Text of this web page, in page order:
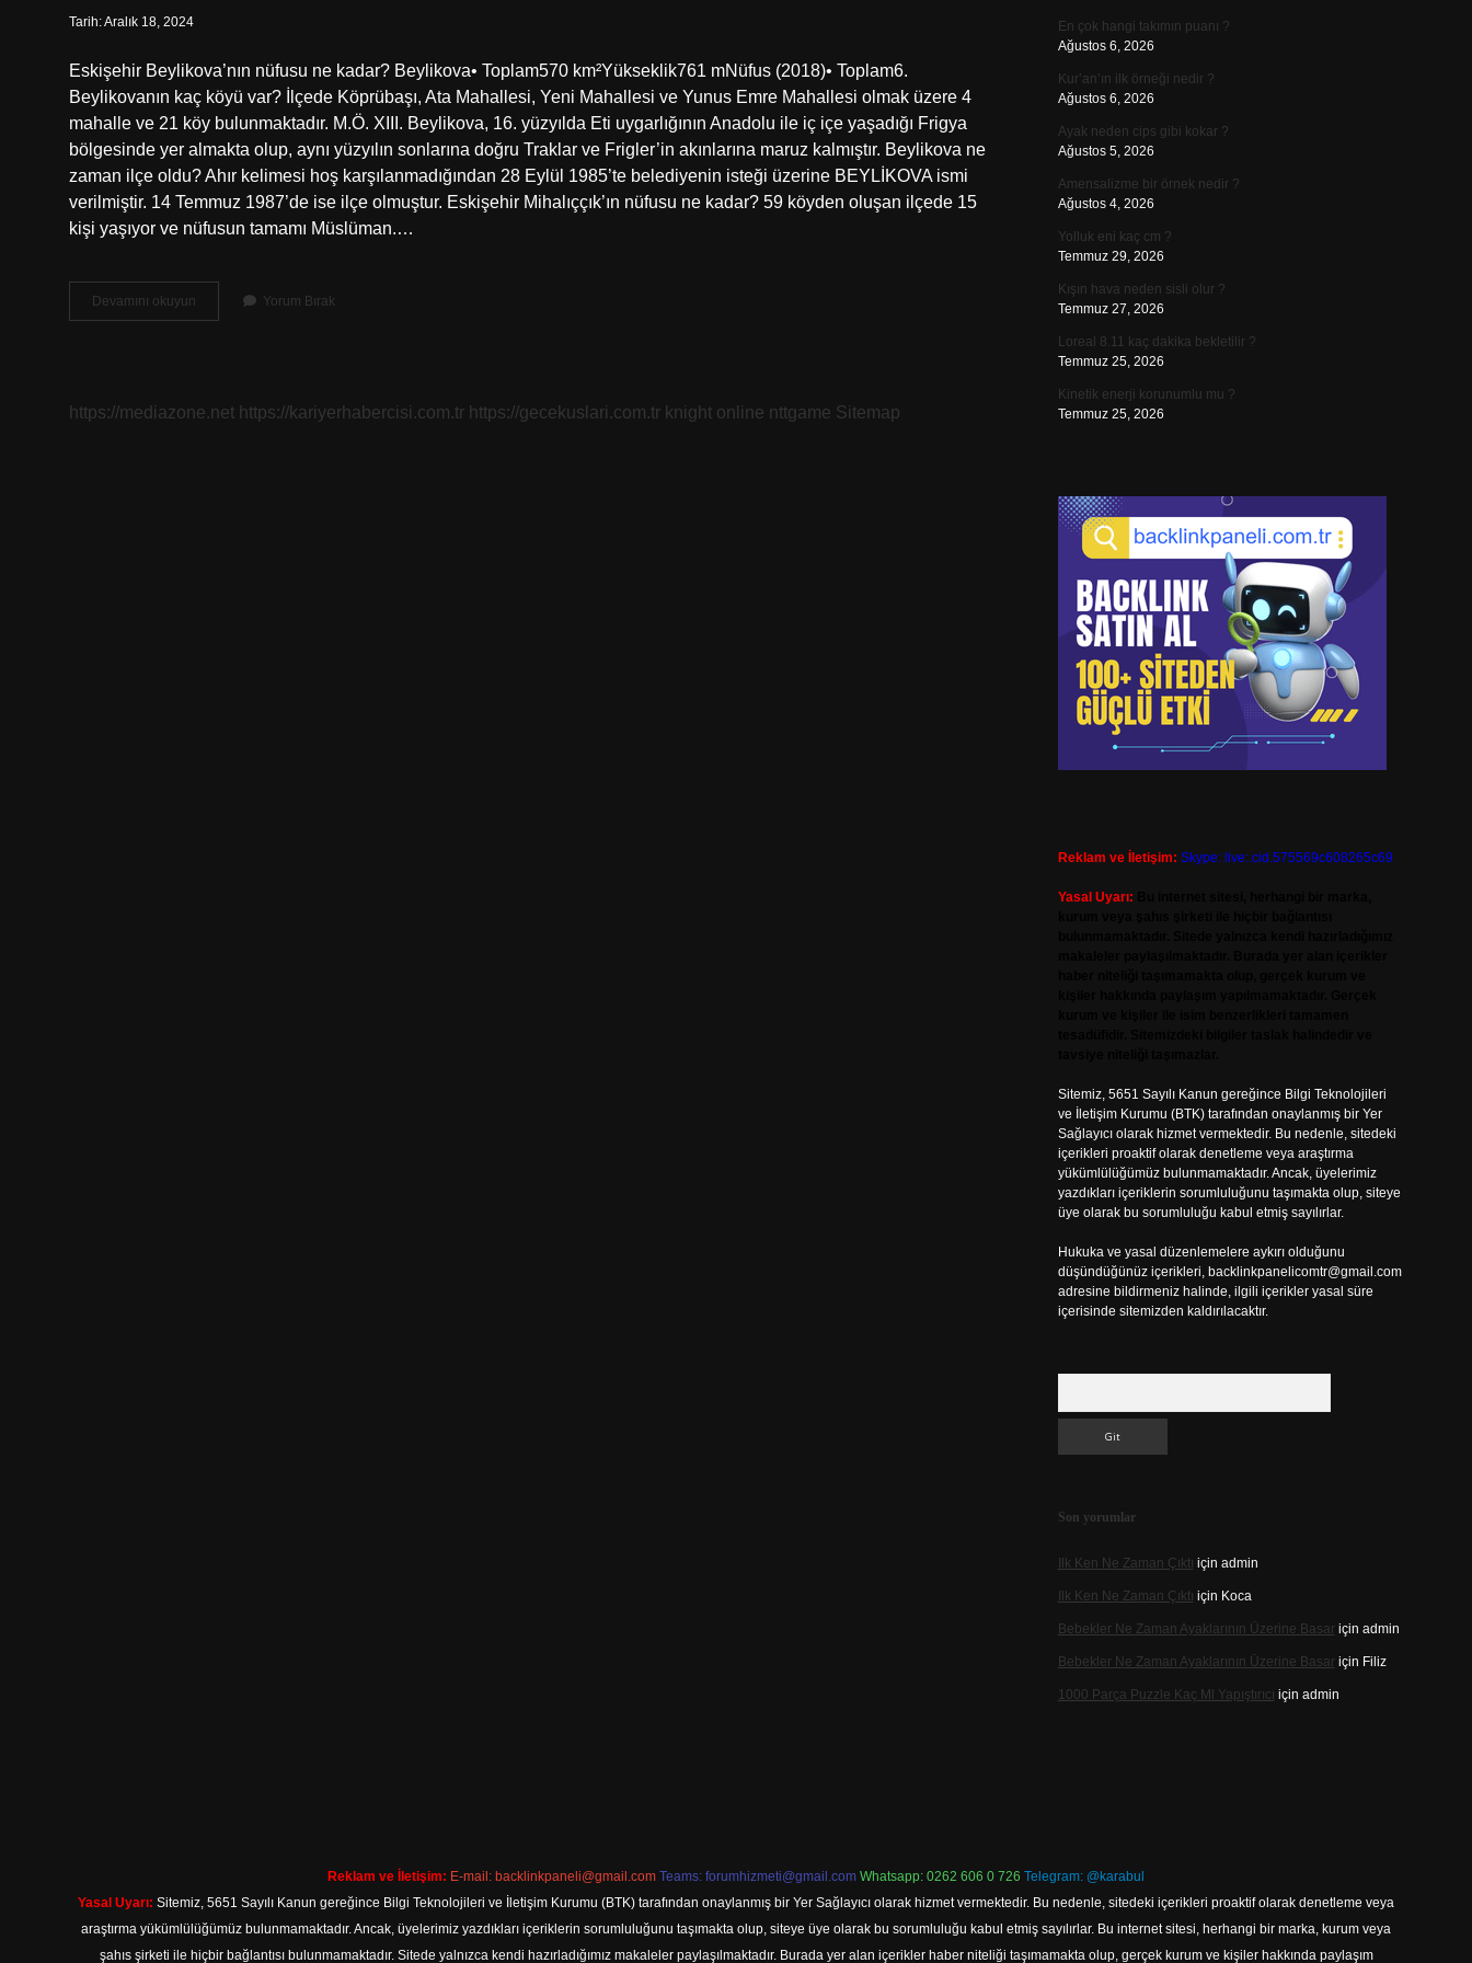
Tarih: Aralık 18, 2024
Eskişehir Beylikova’nın nüfusu ne kadar? Beylikova• Toplam570 km²Yükseklik761 mNüfus (2018)• Toplam6.
Beylikovanın kaç köyü var? İlçede Köprübaşı, Ata Mahallesi, Yeni Mahallesi ve Yunus Emre Mahallesi olmak üzere 4
mahalle ve 21 köy bulunmaktadır. M.Ö. XIII. Beylikova, 16. yüzyılda Eti uygarlığının Anadolu ile iç içe yaşadığı Frigya
bölgesinde yer almakta olup, aynı yüzyılın sonlarına doğru Traklar ve Frigler’in akınlarına maruz kalmıştır. Beylikova ne
zaman ilçe oldu? Ahır kelimesi hoş karşılanmadığından 28 Eylül 1985’te belediyenin isteği üzerine BEYLİKOVA ismi
verilmiştir. 14 Temmuz 1987’de ise ilçe olmuştur. Eskişehir Mihalıççık’ın nüfusu ne kadar? 59 köyden oluşan ilçede 15
kişi yaşıyor ve nüfusun tamamı Müslüman.…
Devamını okuyun Beylikova
Nın
Yorum Bırak
https://mediazone.net https://kariyerhabercisi.com.tr https://gecekuslari.com.tr knight online nttgame Sitemap
En çok hangi takımın puanı ?
Ağustos 6, 2026
Kur’an’ın ilk örneği nedir ?
Ağustos 6, 2026
Ayak neden cips gibi kokar ?
Ağustos 5, 2026
Amensalizme bir örnek nedir ?
Ağustos 4, 2026
Yolluk eni kaç cm ?
Temmuz 29, 2026
Kışın hava neden sisli olur ?
Temmuz 27, 2026
Loreal 8.11 kaç dakika bekletilir ?
Temmuz 25, 2026
Kinetik enerji korunumlu mu ?
Temmuz 25, 2026
Reklam ve İletişim: Skype: live:.cid.575569c608265c69
Yasal Uyarı:
Sitemiz, 5651 Sayılı Kanun gereğince Bilgi Teknolojileri
ve İletişim Kurumu (BTK) tarafından onaylanmış bir Yer
Sağlayıcı olarak hizmet vermektedir. Bu nedenle, sitedeki
içerikleri proaktif olarak denetleme veya araştırma
yükümlülüğümüz bulunmamaktadır. Ancak, üyelerimiz
yazdıkları içeriklerin sorumluluğunu taşımakta olup, siteye
üye olarak bu sorumluluğu kabul etmiş sayılırlar.
Hukuka ve yasal düzenlemelere aykırı olduğunu
düşündüğünüz içerikleri, backlinkpanelicomtr@gmail.com
adresine bildirmeniz halinde, ilgili içerikler yasal süre
içerisinde sitemizden kaldırılacaktır.
Son yorumlar
Ilk Ken Ne Zaman Çıktı için admin
Ilk Ken Ne Zaman Çıktı için Koca
Bebekler Ne Zaman Ayaklarının Üzerine Basariçin admin
Bebekler Ne Zaman Ayaklarının Üzerine Basariçin Filiz
1000 Parça Puzzle Kaç Ml Yapıştırıcı için admin
Reklam ve İletişim: E-mail: backlinkpaneli@gmail.com Teams: forumhizmeti@gmail.com Whatsapp: 0262 606 0 726 Telegram: @karabul
Yasal Uyarı: Sitemiz, 5651 Sayılı Kanun gereğince Bilgi Teknolojileri ve İletişim Kurumu (BTK) tarafından onaylanmış bir Yer Sağlayıcı olarak hizmet vermektedir. Bu nedenle, sitedeki içerikleri proaktif olarak denetleme veya
araştırma yükümlülüğümüz bulunmamaktadır. Ancak, üyelerimiz yazdıkları içeriklerin sorumluluğunu taşımakta olup, siteye üye olarak bu sorumluluğu kabul etmiş sayılırlar. Bu internet sitesi, herhangi bir marka, kurum veya
şahıs şirketi ile hiçbir bağlantısı bulunmamaktadır. Sitede yalnızca kendi hazırladığımız makaleler paylaşılmaktadır. Burada yer alan içerikler haber niteliği taşımamakta olup, gerçek kurum ve kişiler hakkında paylaşım